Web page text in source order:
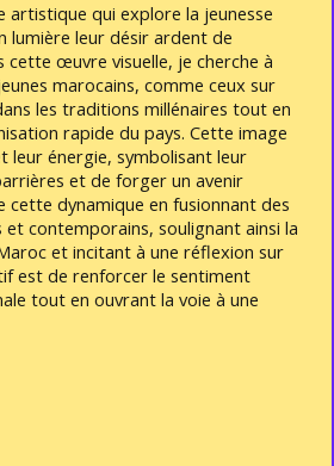
artistique qui explore la jeunesse
lumière leur désir ardent de
cette œuvre visuelle, je cherche à
marocains, comme ceux sur
les traditions millénaires tout en
rapide du pays. Cette image
leur énergie, symbolisant leur
et de forger un avenir
cette dynamique en fusionnant des
contemporains, soulignant ainsi la
et incitant à une réflexion sur
est de renforcer le sentiment
tout en ouvrant la voie à une